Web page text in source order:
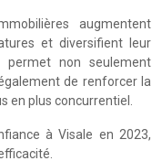
augmentent
et diversifient leur
permet non seulement
de renforcer la
en plus concurrentiel.
à Visale en 2023,